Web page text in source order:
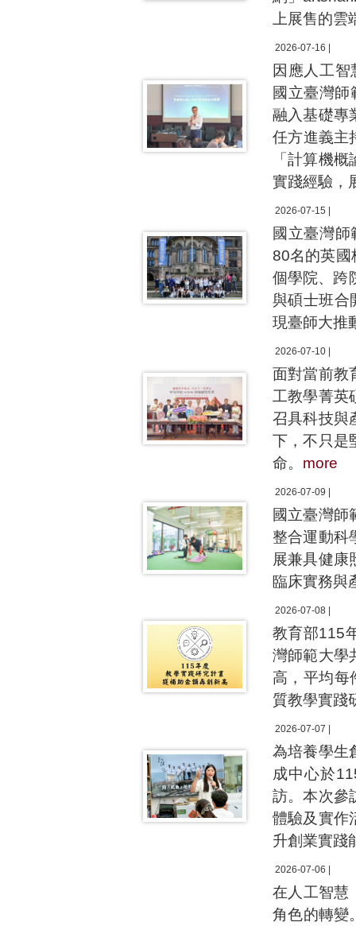
上展售的雲
2026-07-16 |
因應人工
國立臺灣
融入基礎專
任方進義主
「計算機
實踐經驗，
2026-07-15 |
國立臺灣
80名的英國
個學院、跨
與碩士班合
現臺師大推
2026-07-10 |
面對當前教
工教學菁英
召具科技與
下，不只是
命。 more
2026-07-09 |
國立臺灣師
整合運動科
展兼具健康
臨床實務與
2026-07-08 |
教育部115
灣師範大學
高，平均每
質教學實踐
2026-07-07 |
為培養學生
成中心於
訪。本次參
體驗及實作
升創業實踐
2026-07-06 |
在人工智慧
角色的轉變